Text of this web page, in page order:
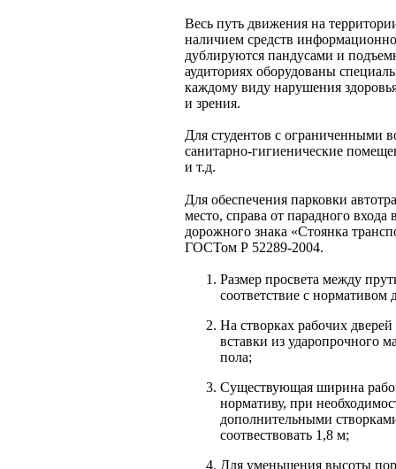
Весь путь движения на
наличием средств
дублируются пандусами и
аудиториях оборудованы
каждому виду нарушения
и зрения.
Для студентов с ограниченными
санитарно-гигиенические
и т.д.
Для обеспечения парковки
место, справа от парадного
дорожного знака «Стоянка
ГОСТом Р 52289-2004.
Размер просвета между
соответствие с нормативом
На створках рабочих
вставки из ударопрочного
пола;
Существующая ширина
нормативу, при
дополнительными
соотвествовать 1,8 м;
Для уменьшения высоты